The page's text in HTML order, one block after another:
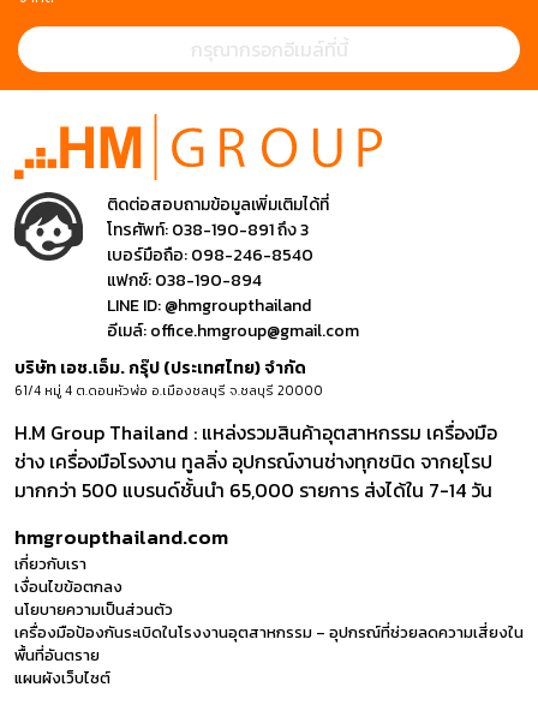
ติดต่อสอบถามข้อมูลเพิ่มเติมได้ที่
โทรศัพท์:038-190-891 ถึง 3
เบอร์มือถือ:098-246-8540
แฟกซ์:038-190-894
LINE ID:@hmgroupthailand
อีเมล์:office.hmgroup@gmail.com
บริษัท เอช.เอ็ม. กรุ๊ป (ประเทศไทย) จำกัด
61/4 หมู่ 4 ต.ดอนหัวฬ่อ อ.เมืองชลบุรี จ.ชลบุรี 20000
H.M Group Thailand : แหล่งรวมสินค้าอุตสาหกรรม เครื่องมือ
ช่าง เครื่องมือโรงงาน ทูลลิ่ง อุปกรณ์งานช่างทุกชนิด จากยุโรป
มากกว่า 500 แบรนด์ชั้นนำ 65,000 รายการ ส่งได้ใน 7-14 วัน
hmgroupthailand.com
เกี่ยวกับเรา
เงื่อนไขข้อตกลง
นโยบายความเป็นส่วนตัว
เครื่องมือป้องกันระเบิดในโรงงานอุตสาหกรรม – อุปกรณ์ที่ช่วยลดความเสี่ยงใน
พื้นที่อันตราย
แผนผังเว็บไซต์